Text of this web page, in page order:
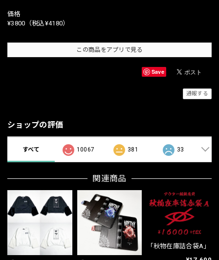
価格
¥3800（税込¥4180）
この商品をアプリで見る
Save
通報する
ショップの評価
すべて 10067 381 33
関連商品
「秋物在庫詰合袋A」